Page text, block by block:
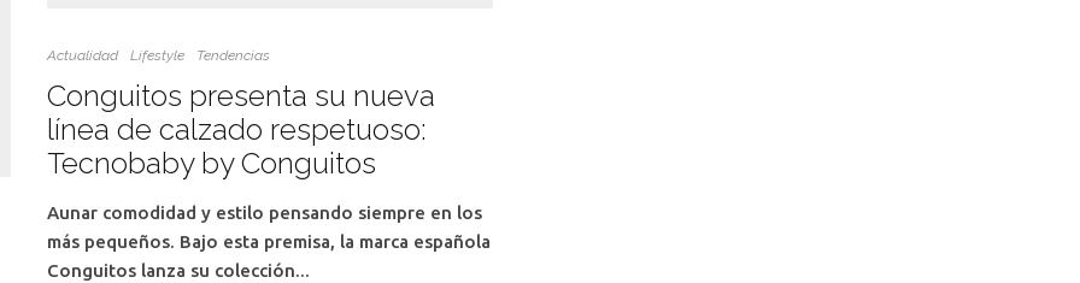
Actualidad Lifestyle Tendencias
Conguitos presenta su nueva
línea de calzado respetuoso:
Tecnobaby by Conguitos
Aunar comodidad y estilo pensando siempre en los
más pequeños. Bajo esta premisa, la marca española
Conguitos lanza su colección...